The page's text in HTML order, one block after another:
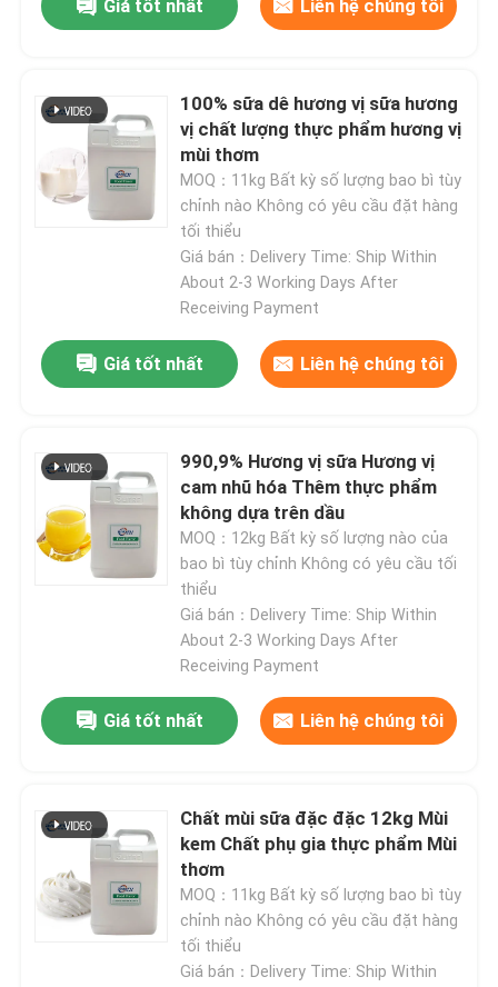
bột đông khô
Dầu hữu cơ
Các thành phần giảm cân tự nhiên
Màu sắc tố tự nhiên
Giá tốt nhất Liên hệ chúng tôi
100% sữa dê hương vị sữa hương
vị chất lượng thực phẩm hương vị
mùi thơm
MOQ：11kg Bất kỳ số lượng bao bì tùy
chỉnh nào Không có yêu cầu đặt hàng
tối thiểu
Giá bán：Delivery Time: Ship Within
About 2-3 Working Days After
Receiving Payment
Giá tốt nhất Liên hệ chúng tôi
990,9% Hương vị sữa Hương vị
cam nhũ hóa Thêm thực phẩm
không dựa trên dầu
MOQ：12kg Bất kỳ số lượng nào của
bao bì tùy chỉnh Không có yêu cầu tối
thiểu
Giá bán：Delivery Time: Ship Within
About 2-3 Working Days After
Receiving Payment
Giá tốt nhất Liên hệ chúng tôi
Chất mùi sữa đặc đặc 12kg Mùi
kem Chất phụ gia thực phẩm Mùi
thơm
MOQ：11kg Bất kỳ số lượng bao bì tùy
chỉnh nào Không có yêu cầu đặt hàng
tối thiểu
Giá bán：Delivery Time: Ship Within